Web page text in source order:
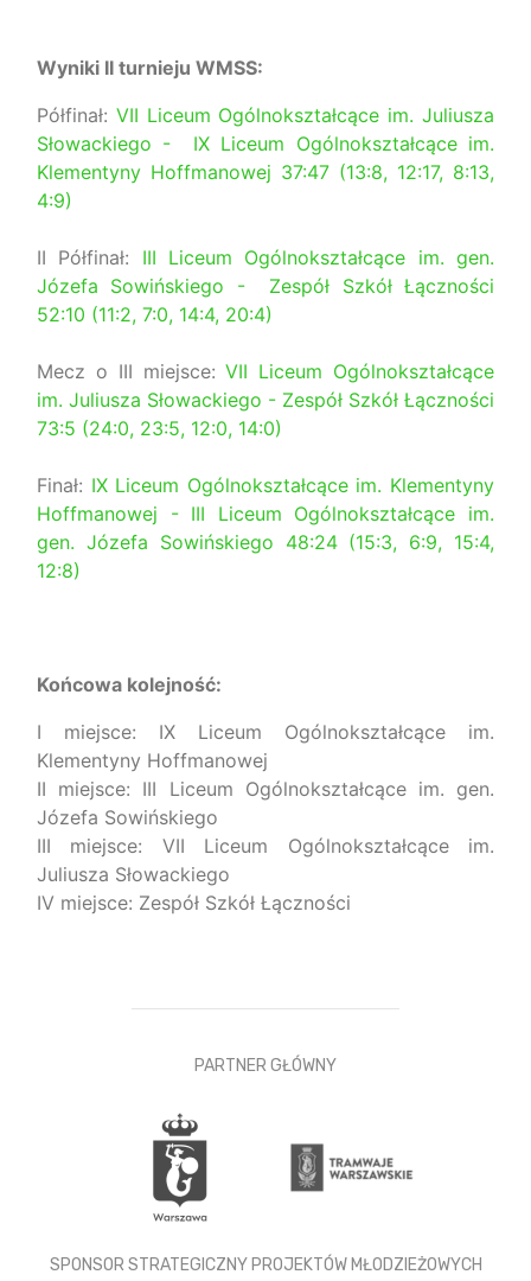
Wyniki II turnieju WMSS:
Półfinał: VII Liceum Ogólnokształcące im. Juliusza
Słowackiego - IX Liceum Ogólnokształcące im.
Klementyny Hoffmanowej 37:47 (13:8, 12:17, 8:13,
4:9)
II Półfinał: III Liceum Ogólnokształcące im. gen.
Józefa Sowińskiego - Zespół Szkół Łączności
52:10 (11:2, 7:0, 14:4, 20:4)
Mecz o III miejsce:VII Liceum Ogólnokształcące
im. Juliusza Słowackiego - Zespół Szkół Łączności
73:5 (24:0, 23:5, 12:0, 14:0)
Finał: IX Liceum Ogólnokształcące im. Klementyny
Hoffmanowej - III Liceum Ogólnokształcące im.
gen. Józefa Sowińskiego 48:24 (15:3, 6:9, 15:4,
12:8)
Końcowa kolejność:
I miejsce: IX Liceum Ogólnokształcące im.
Klementyny Hoffmanowej
II miejsce: III Liceum Ogólnokształcące im. gen.
Józefa Sowińskiego
III miejsce: VII Liceum Ogólnokształcące im.
Juliusza Słowackiego
IV miejsce: Zespół Szkół Łączności
PARTNER GŁÓWNY
SPONSOR STRATEGICZNY PROJEKTÓW MŁODZIEŻOWYCH